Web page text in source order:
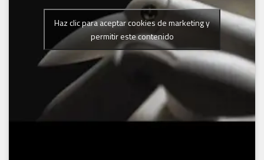
Haz clic para aceptar cookies de marketing y
permitir este contenido